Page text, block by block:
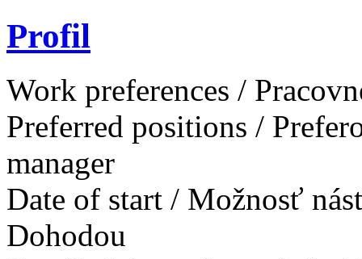
Profil
Work preferences /
Preferred positions /
manager
Date of start / Možnosť
Dohodou